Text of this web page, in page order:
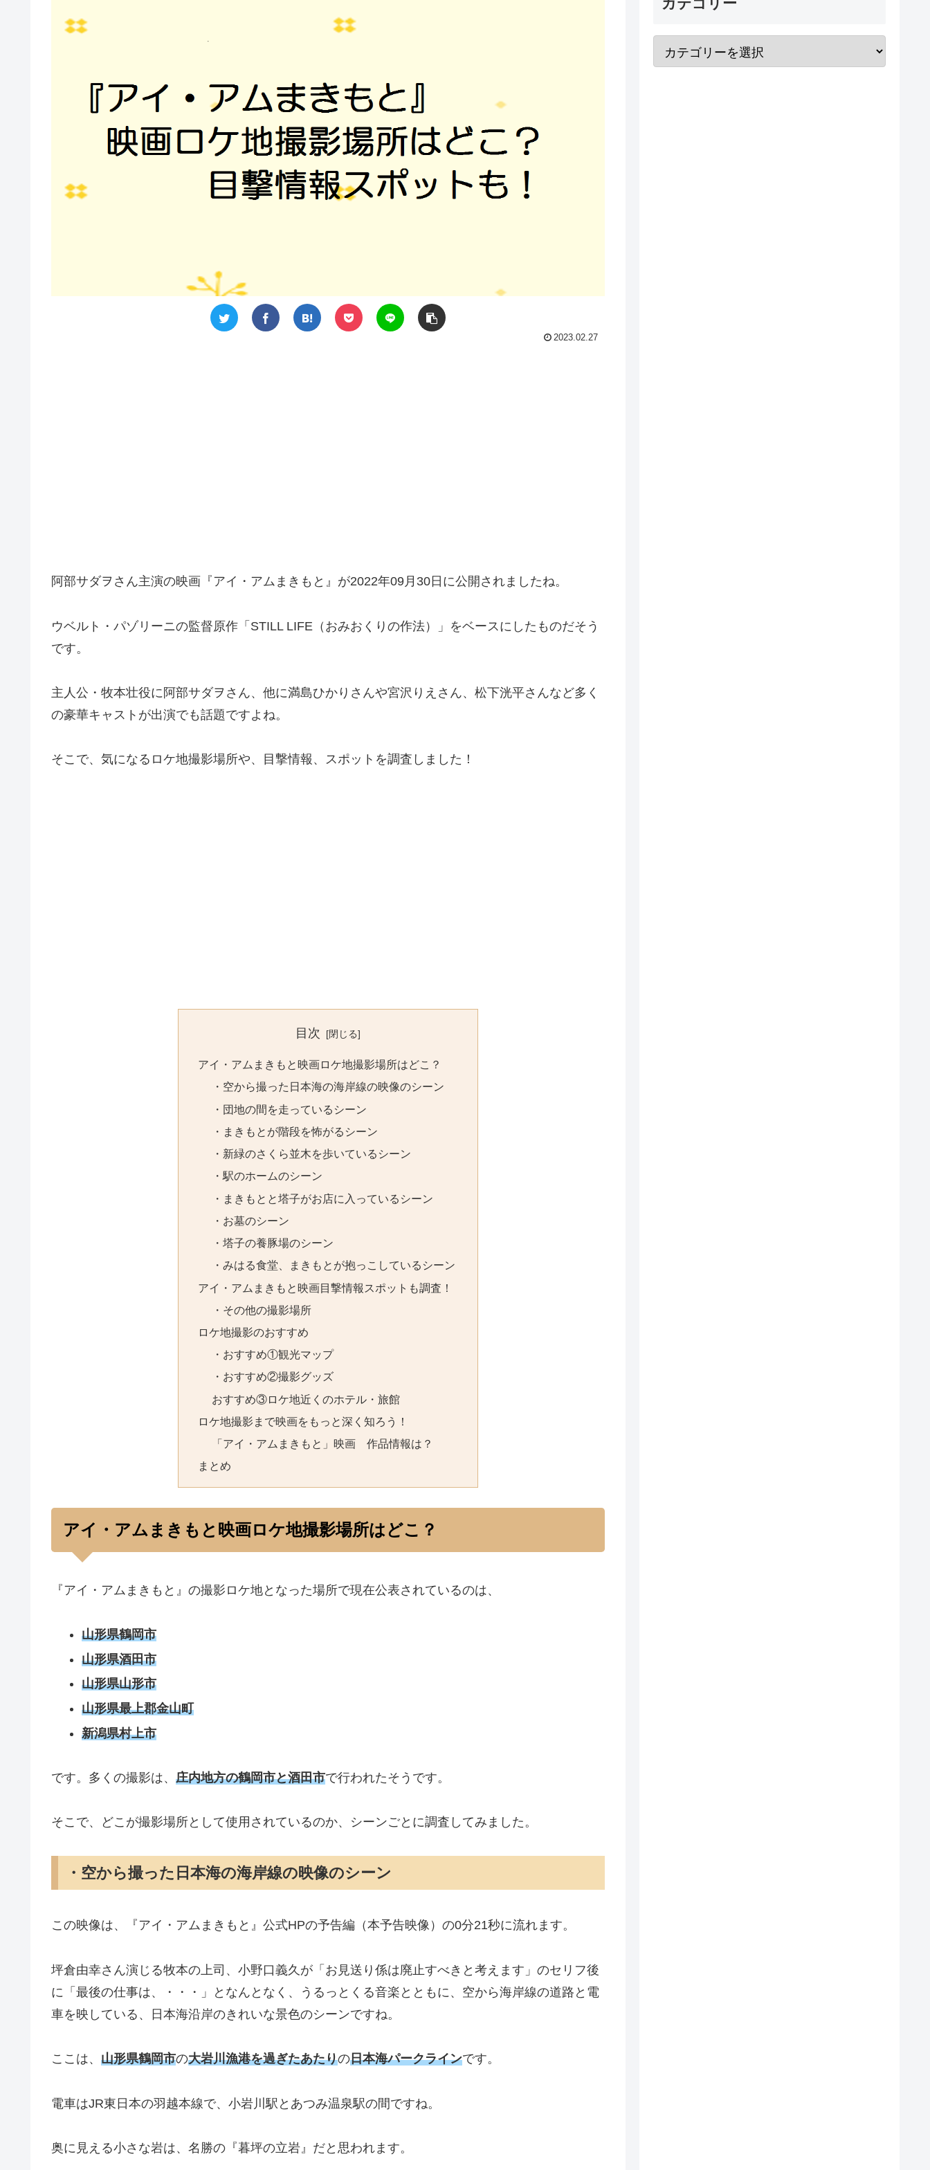
2023.02.27
阿部サダヲさん主演の映画『アイ・アムまきもと』が2022年09月30日に公開されましたね。
ウベルト・パゾリーニの監督原作「STILL LIFE（おみおくりの作法）」をベースにしたものだそう
です。
主人公・牧本壮役に阿部サダヲさん、他に満島ひかりさんや宮沢りえさん、松下洸平さんなど多く
の豪華キャストが出演でも話題ですよね。
そこで、気になるロケ地撮影場所や、目撃情報、スポットを調査しました！
目次
アイ・アムまきもと映画ロケ地撮影場所はどこ？
・空から撮った日本海の海岸線の映像のシーン
・団地の間を走っているシーン
・まきもとが階段を怖がるシーン
・新緑のさくら並木を歩いているシーン
・駅のホームのシーン
・まきもとと塔子がお店に入っているシーン
・お墓のシーン
・塔子の養豚場のシーン
・みはる食堂、まきもとが抱っこしているシーン
アイ・アムまきもと映画目撃情報スポットも調査！
・その他の撮影場所
ロケ地撮影のおすすめ
・おすすめ①観光マップ
・おすすめ②撮影グッズ
おすすめ③ロケ地近くのホテル・旅館
ロケ地撮影まで映画をもっと深く知ろう！
「アイ・アムまきもと」映画 作品情報は？
まとめ
アイ・アムまきもと映画ロケ地撮影場所はどこ？
『アイ・アムまきもと』の撮影ロケ地となった場所で現在公表されているのは、
山形県鶴岡市
山形県酒田市
山形県山形市
山形県最上郡金山町
新潟県村上市
です。多くの撮影は、 庄内地方の鶴岡市と酒田市で行われたそうです。
そこで、どこが撮影場所として使用されているのか、シーンごとに調査してみました。
・空から撮った日本海の海岸線の映像のシーン
この映像は、『アイ・アムまきもと』公式HPの予告編（本予告映像）の0分21秒に流れます。
坪倉由幸さん演じる牧本の上司、小野口義久が「お見送り係は廃止すべきと考えます」のセリフ後
に「最後の仕事は、・・・」となんとなく、うるっとくる音楽とともに、空から海岸線の道路と電
車を映している、日本海沿岸のきれいな景色のシーンですね。
ここは、 山形県鶴岡市の大岩川漁港を過ぎたあたりの日本海パークラインです。
電車はJR東日本の羽越本線で、小岩川駅とあつみ温泉駅の間ですね。
奥に見える小さな岩は、名勝の『暮坪の立岩』だと思われます。